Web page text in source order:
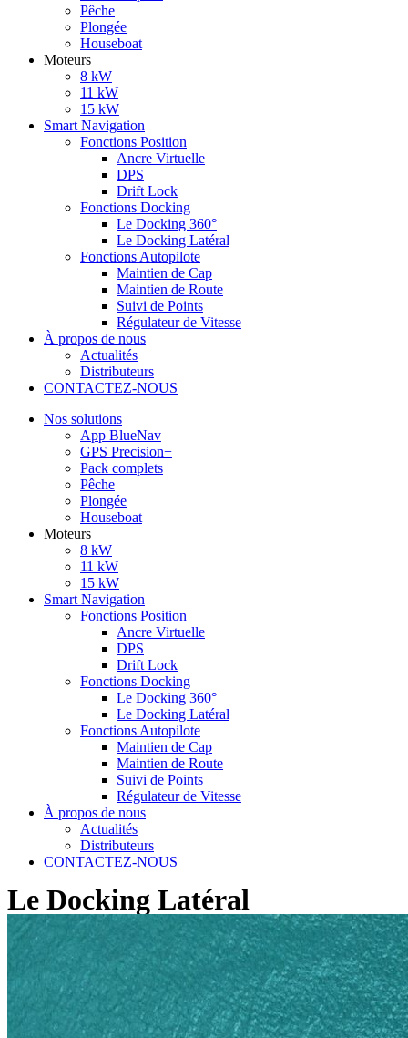
Pêche
Plongée
Houseboat
Moteurs
8 kW
11 kW
15 kW
Smart Navigation
Fonctions Position
Ancre Virtuelle
DPS
Drift Lock
Fonctions Docking
Le Docking 360°
Le Docking Latéral
Fonctions Autopilote
Maintien de Cap
Maintien de Route
Suivi de Points
Régulateur de Vitesse
À propos de nous
Actualités
Distributeurs
CONTACTEZ-NOUS
Nos solutions
App BlueNav
GPS Precision+
Pack complets
Pêche
Plongée
Houseboat
Moteurs
8 kW
11 kW
15 kW
Smart Navigation
Fonctions Position
Ancre Virtuelle
DPS
Drift Lock
Fonctions Docking
Le Docking 360°
Le Docking Latéral
Fonctions Autopilote
Maintien de Cap
Maintien de Route
Suivi de Points
Régulateur de Vitesse
À propos de nous
Actualités
Distributeurs
CONTACTEZ-NOUS
Le Docking Latéral